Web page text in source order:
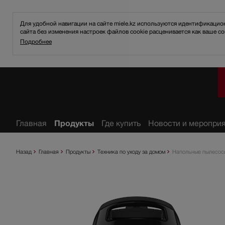
Для удобной навигации на сайте miele.kz используются
сайта без изменения настроек файлов cookie расценивается как ваше
Подробнее
Назад Главная Продукты Техника по уходу за домом Напольные
Главная Продукты Где купить Новости и